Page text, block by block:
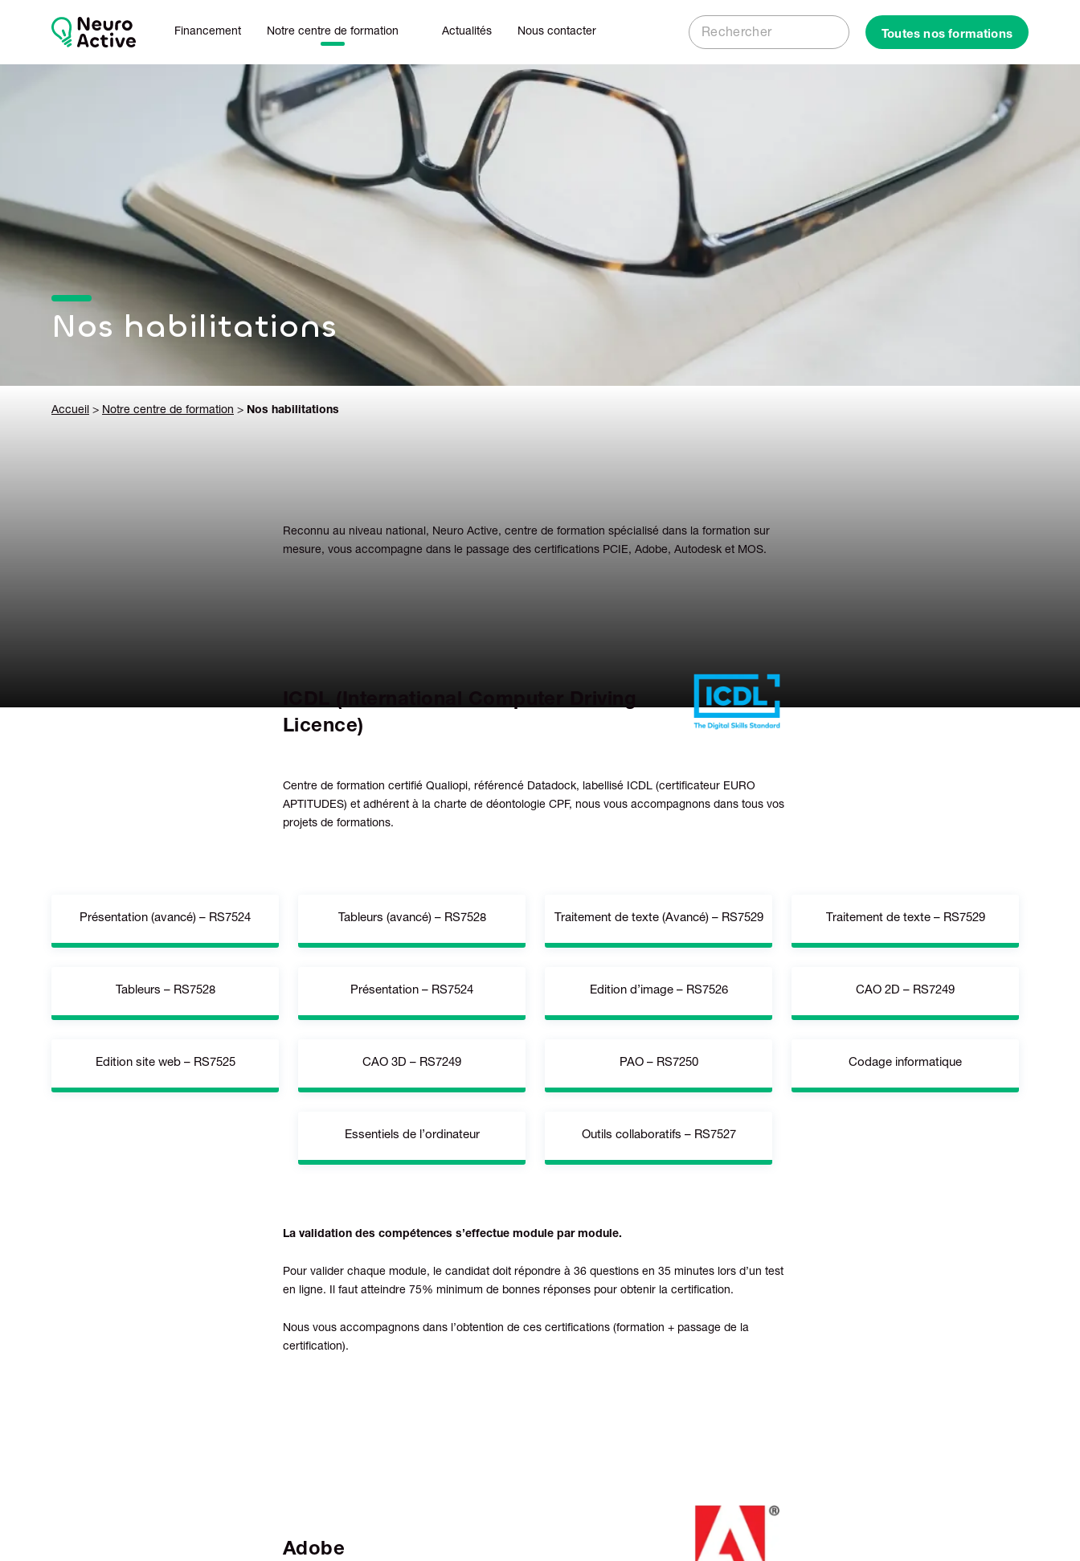
Financement Notre centre de formation Actualités Nous contacter
Rechercher
RechercherToutes nos formations
Nos habilitations
Accueil > Notre centre de formation > Nos habilitations
Reconnu au niveau national, Neuro Active, centre de formation spécialisé dans la formation sur
mesure, vous accompagne dans le passage des certifications PCIE, Adobe, Autodesk et MOS.
Licence)
Centre de formation certifié Qualiopi, référencé Datadock, labellisé ICDL (certificateur EURO
APTITUDES) et adhérent à la charte de déontologie CPF, nous vous accompagnons dans tous vos
projets de formations.
Présentation (avancé) – RS7524 Tableurs (avancé) – RS7528 Traitement de texte (Avancé) – RS7529 Traitement de texte – RS7529
Tableurs – RS7528 Présentation – RS7524 Edition d’image – RS7526
GIMP, PHOTOSHOP, ILLUSTRATOR
CAO 2D – RS7249
AUTOCAD, DRAFSIGHT
Edition site web – RS7525 CAO 3D – RS7249 PAO – RS7250
INDESIGN CC
Codage informatique
Essentiels de l’ordinateur Outils collaboratifs – RS7527
Google Workspace, Microsoft 365
La validation des compétences s’effectue module par module.
Pour valider chaque module, le candidat doit répondre à 36 questions en 35 minutes lors d’un test
en ligne. Il faut atteindre 75% minimum de bonnes réponses pour obtenir la certification.
Nous vous accompagnons dans l’obtention de ces certifications (formation + passage de la
certification).
Adobe